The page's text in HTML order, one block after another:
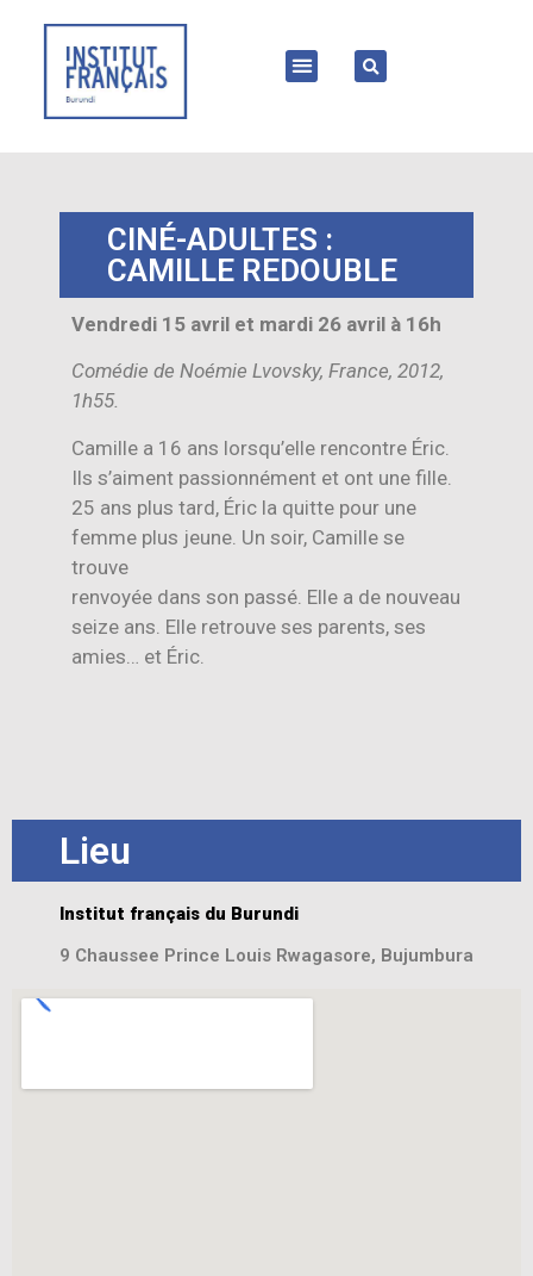
CINÉ-ADULTES :
CAMILLE REDOUBLE
Vendredi 15 avril et mardi 26 avril à 16h
Comédie de Noémie Lvovsky, France, 2012,
1h55.
Camille a 16 ans lorsqu’elle rencontre Éric.
Ils s’aiment passionnément et ont une fille.
25 ans plus tard, Éric la quitte pour une
femme plus jeune. Un soir, Camille se
trouve
renvoyée dans son passé. Elle a de nouveau
seize ans. Elle retrouve ses parents, ses
amies… et Éric.
Lieu
Institut français du Burundi
9 Chaussee Prince Louis Rwagasore, Bujumbura